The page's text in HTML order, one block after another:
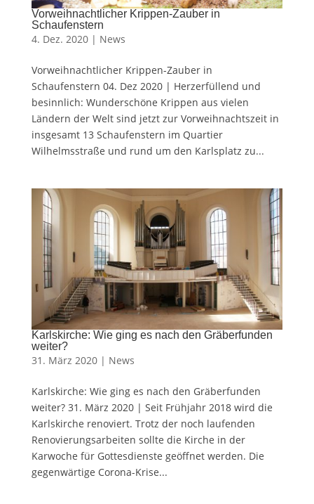
Vorweihnachtlicher Krippen-Zauber in
Schaufenstern
4. Dez. 2020 | News
Vorweihnachtlicher Krippen-Zauber in
Schaufenstern 04. Dez 2020 | Herzerfüllend und
besinnlich: Wunderschöne Krippen aus vielen
Ländern der Welt sind jetzt zur Vorweihnachtszeit in
insgesamt 13 Schaufenstern im Quartier
Wilhelmsstraße und rund um den Karlsplatz zu...
Karlskirche: Wie ging es nach den Gräberfunden
weiter?
31. März 2020 | News
Karlskirche: Wie ging es nach den Gräberfunden
weiter? 31. März 2020 | Seit Frühjahr 2018 wird die
Karlskirche renoviert. Trotz der noch laufenden
Renovierungsarbeiten sollte die Kirche in der
Karwoche für Gottesdienste geöffnet werden. Die
gegenwärtige Corona-Krise...